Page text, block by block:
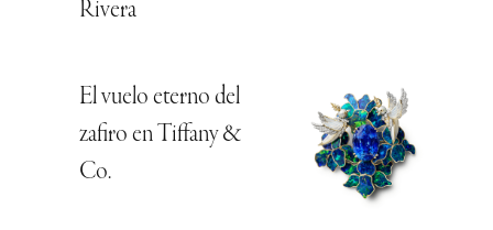
Rivera
El vuelo eterno del
zafiro en Tiffany &
Co.